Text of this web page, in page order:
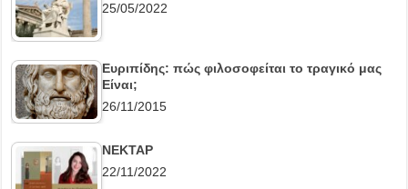
25/05/2022
Ευριπίδης: πώς φιλοσοφείται το τραγικό μας
Είναι;
26/11/2015
ΝΕΚΤΑΡ
22/11/2022